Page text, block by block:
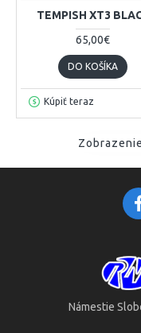
TEMPISH XT3
65,00€
DO KOŠÍKA
Kúpiť teraz
Námestie